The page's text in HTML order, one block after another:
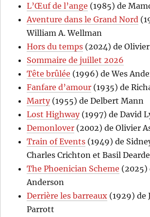
L’Œuf de l’ange (1985) de
Aventure dans le Grand Nord
William A. Wellman
Hors du temps (2024) de Olivier
Sommaire de juillet 2026
Tête brûlée (1996) de Wes
Fanfare d’amour (1935) de
Marty(1955) de Delbert Mann
Lost Highway(1997) de David
Demonlover (2002) de Olivier
Train of Events (1949) de
Charles Crichton et Basil
The Phoenician Scheme (2025)
Anderson
Derrière les barreaux (1929) de
Parrott